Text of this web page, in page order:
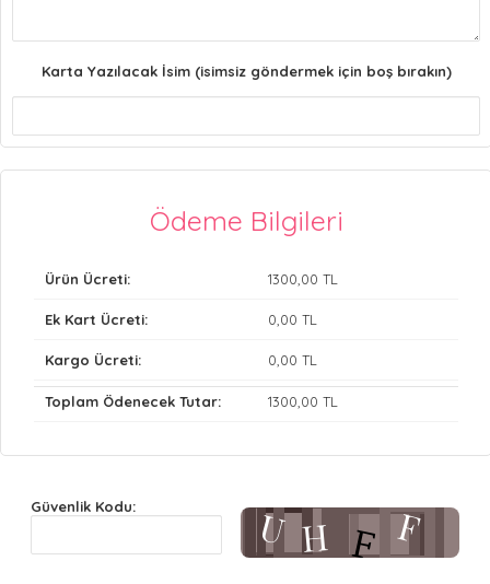
Karta Yazılacak İsim (isimsiz göndermek için boş bırakın)
Ödeme Bilgileri
Ürün Ücreti: 1300,00 TL
Ek Kart Ücreti: 0,00 TL
Kargo Ücreti: 0,00 TL
Toplam Ödenecek Tutar: 1300,00 TL
Güvenlik Kodu: